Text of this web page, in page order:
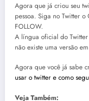
Agora que já criou seu
pessoa. Siga no Twitter o
FOLLOW.
A língua oficial do
não existe uma versão
Agora que você já sabe
usar o twitter e como
Veja Também: